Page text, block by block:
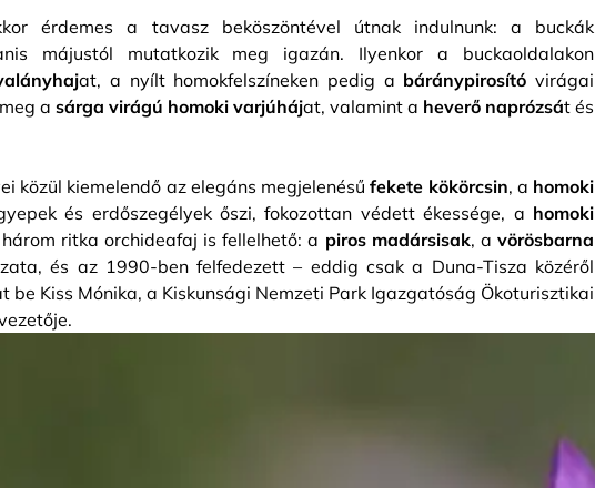
érdemes a tavasz beköszöntével útnak indulnunk: a buckák
májustól mutatkozik meg igazán. Ilyenkor a buckaoldalakon
at, a nyílt homokfelszíneken pedig a báránypirosító virágai
a sárga virágú homoki varjúhájat, valamint a heverő naprózsát és
közül kiemelendő az elegáns megjelenésűfekete kökörcsin, a homoki
és erdőszegélyek őszi, fokozottan védett ékessége, a homoki
ritka orchideafaj is fellelhető: a piros madársisak, avörösbarna
és az 1990-ben felfedezett – eddig csak a Duna-Tisza közéről
be Kiss Mónika, a Kiskunsági Nemzeti Park Igazgatóság Ökoturisztikai